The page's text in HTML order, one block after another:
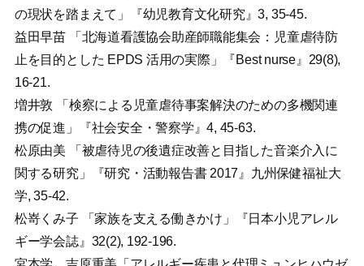
の現状を踏まえて」『幼児教育文化研究』3, 35-45.
益田早苗 「北海道看護協会助産師職能集会：児童虐待防
止を目的とした EPDS 活用の実際」『Best nurse』29(8),
16-21.
増井敦 「検察による児童虐待事案解決のための多機関連
携の促進」『社会安全・警察学』4, 45-63.
松原由美 「被虐待児の後遺症改善と目指した音楽介入に
関する研究」『研究・活動報告書 2017』九州保健福祉大
学, 35-42.
松嵜くみ子 「家族を支える働きかけ」『日本小児アレル
ギー学会誌』32(2), 192-196.